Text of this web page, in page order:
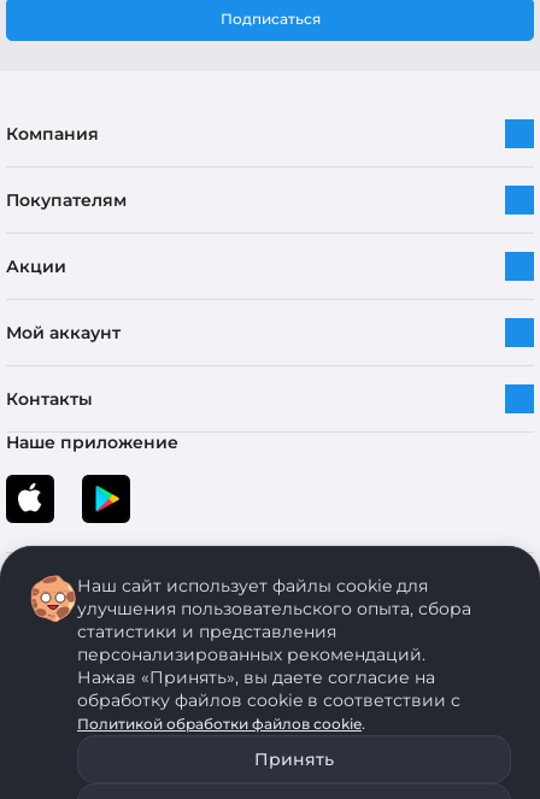
Подписаться
Компания
Покупателям
Акции
Мой аккаунт
Контакты
Наше приложение
Copyright © 2005-2026 ОДО “ЭКОНОМСТРОЙ”. Все права защищены.
ОДО "ЭКОНОМСТРОЙ" Юр.адрес: 224011, г. Брест, ул. Чичерина, д. 26 УНП: 290429086, регистрация:№
05554, выдано 06 сентября 2005 г. Зарегистрировал Брестский областной исполнительный комитет 31
августа 2005 г. Регистрация интернет-магазина: в Торговом реестре Республики Беларусь № 525626
Наш сайт использует файлы cookie для
улучшения пользовательского опыта, сбора
статистики и представления
персонализированных рекомендаций.
Нажав «Принять», вы даете согласие на
обработку файлов cookie в соответствии с
Политикой обработки файлов cookie.
Принять